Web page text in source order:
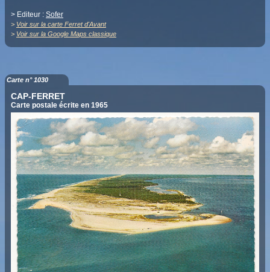
> Editeur : Sofer
> Voir sur la carte Ferret d'Avant
> Voir sur la Google Maps classique
Carte n° 1030
CAP-FERRET
Carte postale écrite en 1965